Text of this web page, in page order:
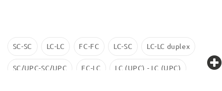
SC-SC LC-LC FC-FC LC-SC LC-LC duplex
SC/UPC-SC/UPC FC-LC LC (UPC) - LC (UPC)